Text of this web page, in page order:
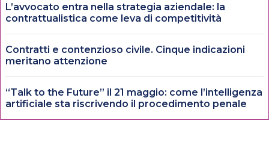
L’avvocato entra nella strategia aziendale: la
contrattualistica come leva di competitività
Contratti e contenzioso civile. Cinque indicazioni
meritano attenzione
“Talk to the Future” il 21 maggio: come l’intelligenza
artificiale sta riscrivendo il procedimento penale